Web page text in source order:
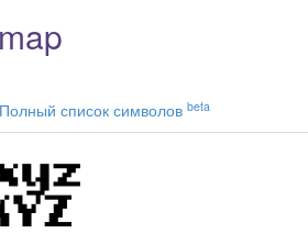
Полный список символов beta